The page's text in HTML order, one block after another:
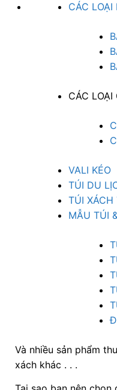
CÁC LOẠI
CÁC LOẠI
VALI KÉO
TÚI DU
TÚI XÁCH
MẪU TÚI
Và nhiều sản phẩm
xách khác . . .